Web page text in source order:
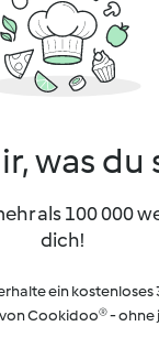
was du
als 100 000
dich!
ein kostenloses
Cookidoo® -